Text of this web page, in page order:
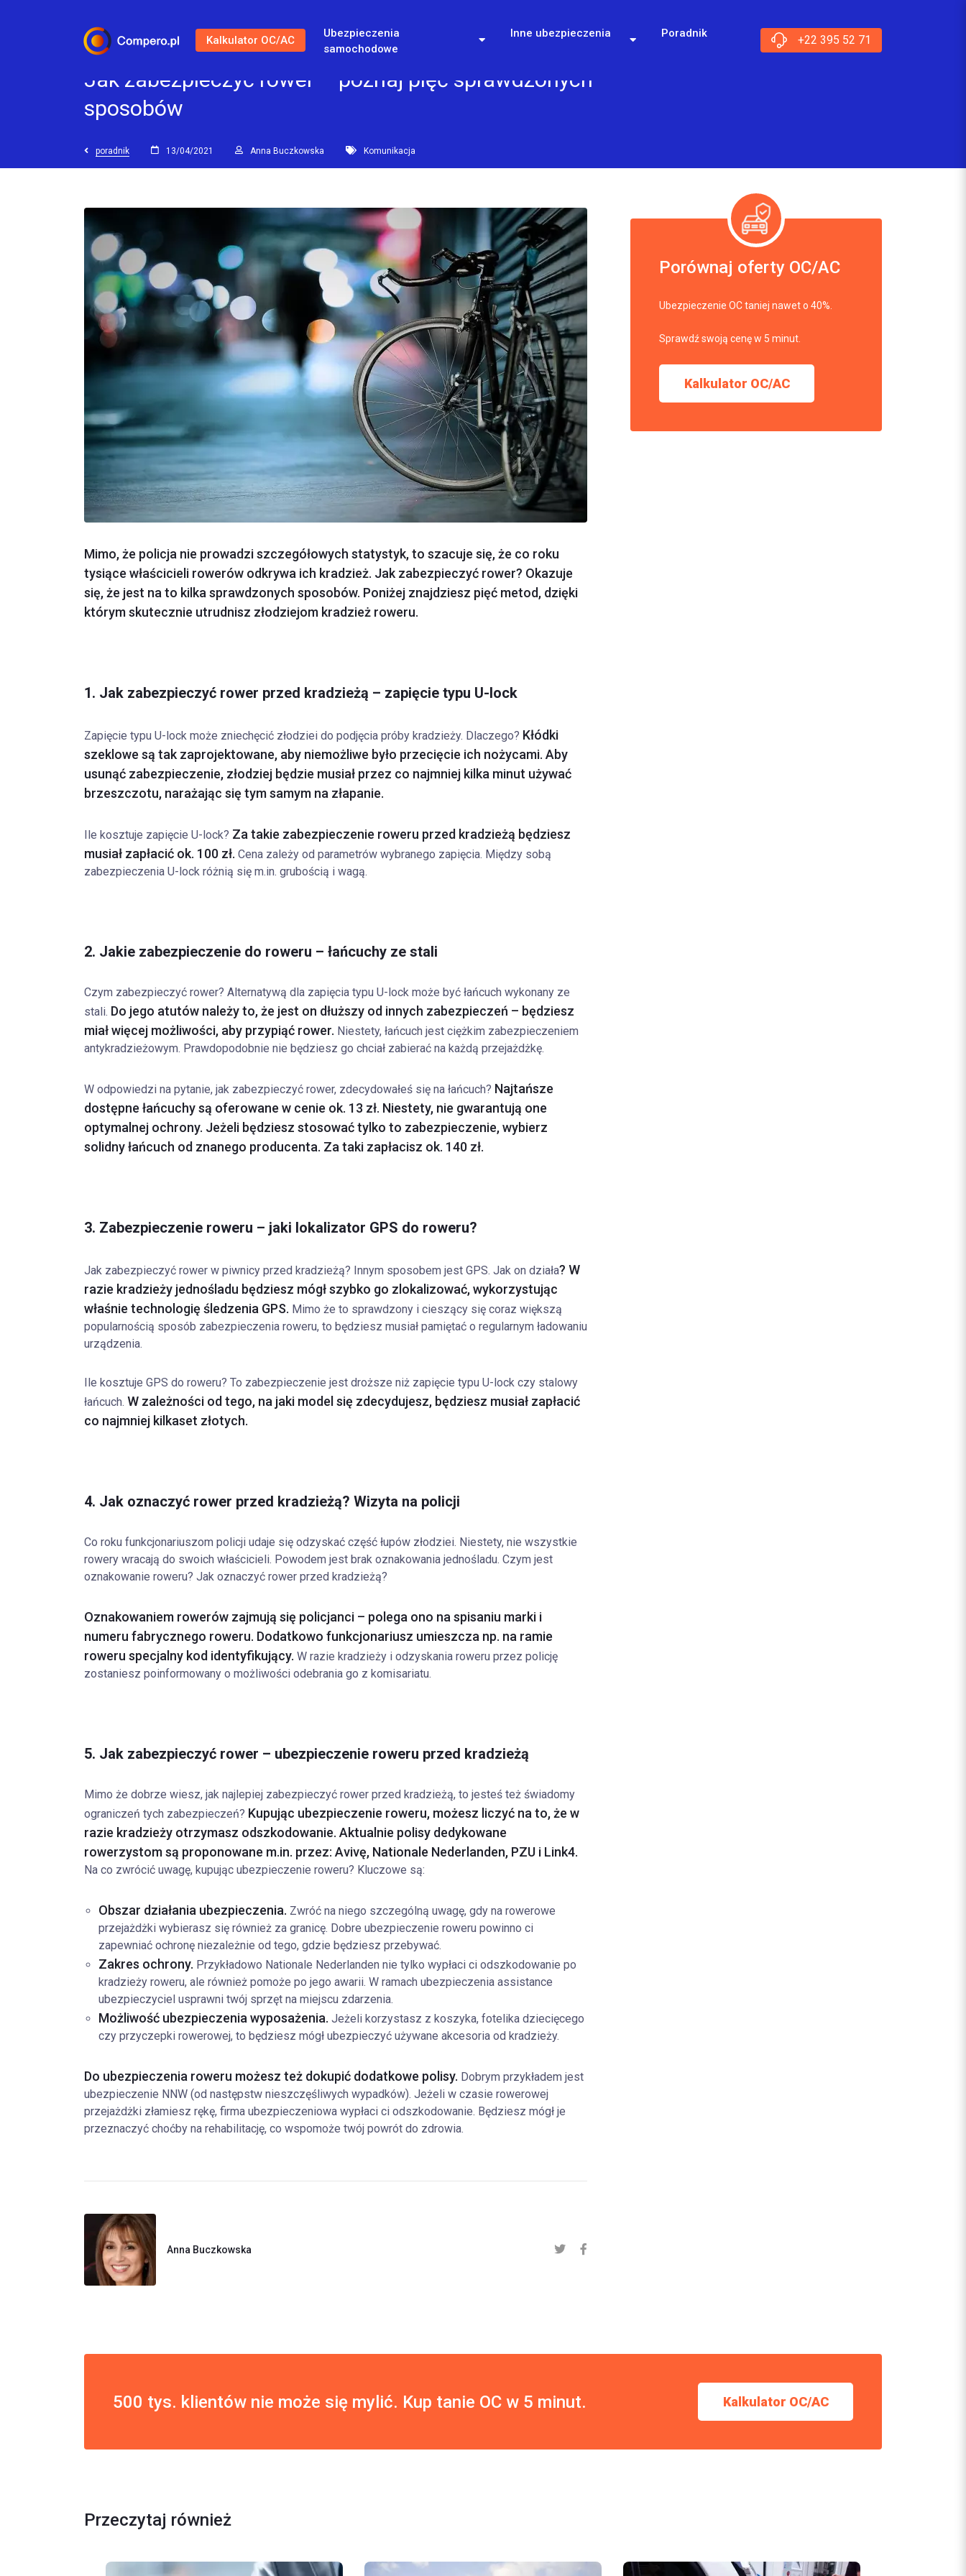
Kalkulator OC/AC
Ubezpieczenia
samochodowe
Inne ubezpieczenia Poradnik +22 395 52 71
Jak zabezpieczyć rower – poznaj pięć sprawdzonych
sposobów
poradnik 13/04/2021 Anna Buczkowska Komunikacja
Mimo, że policja nie prowadzi szczegółowych statystyk, to szacuje się, że co roku
tysiące właścicieli rowerów odkrywa ich kradzież. Jak zabezpieczyć rower? Okazuje
się, że jest na to kilka sprawdzonych sposobów. Poniżej znajdziesz pięć metod, dzięki
którym skutecznie utrudnisz złodziejom kradzież roweru.
1. Jak zabezpieczyć rower przed kradzieżą – zapięcie typu U-lock
Zapięcie typu U-lock może zniechęcić złodziei do podjęcia próby kradzieży. Dlaczego? Kłódki
szeklowe są tak zaprojektowane, aby niemożliwe było przecięcie ich nożycami. Aby
usunąć zabezpieczenie, złodziej będzie musiał przez co najmniej kilka minut używać
brzeszczotu, narażając się tym samym na złapanie.
Ile kosztuje zapięcie U-lock? Za takie zabezpieczenie roweru przed kradzieżą będziesz
musiał zapłacić ok. 100 zł. Cena zależy od parametrów wybranego zapięcia. Między sobą
zabezpieczenia U-lock różnią się m.in. grubością i wagą.
2. Jakie zabezpieczenie do roweru – łańcuchy ze stali
Czym zabezpieczyć rower? Alternatywą dla zapięcia typu U-lock może być łańcuch wykonany ze
stali. Do jego atutów należy to, że jest on dłuższy od innych zabezpieczeń – będziesz
miał więcej możliwości, aby przypiąć rower. Niestety, łańcuch jest ciężkim zabezpieczeniem
antykradzieżowym. Prawdopodobnie nie będziesz go chciał zabierać na każdą przejażdżkę.
W odpowiedzi na pytanie, jak zabezpieczyć rower, zdecydowałeś się na łańcuch? Najtańsze
dostępne łańcuchy są oferowane w cenie ok. 13 zł. Niestety, nie gwarantują one
optymalnej ochrony. Jeżeli będziesz stosować tylko to zabezpieczenie, wybierz
solidny łańcuch od znanego producenta. Za taki zapłacisz ok. 140 zł.
3. Zabezpieczenie roweru – jaki lokalizator GPS do roweru?
Jak zabezpieczyć rower w piwnicy przed kradzieżą? Innym sposobem jest GPS. Jak on działa? W
razie kradzieży jednośladu będziesz mógł szybko go zlokalizować, wykorzystując
właśnie technologię śledzenia GPS. Mimo że to sprawdzony i cieszący się coraz większą
popularnością sposób zabezpieczenia roweru, to będziesz musiał pamiętać o regularnym ładowaniu
urządzenia.
Ile kosztuje GPS do roweru? To zabezpieczenie jest droższe niż zapięcie typu U-lock czy stalowy
łańcuch. W zależności od tego, na jaki model się zdecydujesz, będziesz musiał zapłacić
co najmniej kilkaset złotych.
4. Jak oznaczyć rower przed kradzieżą? Wizyta na policji
Co roku funkcjonariuszom policji udaje się odzyskać część łupów złodziei. Niestety, nie wszystkie
rowery wracają do swoich właścicieli. Powodem jest brak oznakowania jednośladu. Czym jest
oznakowanie roweru? Jak oznaczyć rower przed kradzieżą?
Oznakowaniem rowerów zajmują się policjanci – polega ono na spisaniu marki i
numeru fabrycznego roweru. Dodatkowo funkcjonariusz umieszcza np. na ramie
roweru specjalny kod identyfikujący. W razie kradzieży i odzyskania roweru przez policję
zostaniesz poinformowany o możliwości odebrania go z komisariatu.
5. Jak zabezpieczyć rower – ubezpieczenie roweru przed kradzieżą
Mimo że dobrze wiesz, jak najlepiej zabezpieczyć rower przed kradzieżą, to jesteś też świadomy
ograniczeń tych zabezpieczeń? Kupując ubezpieczenie roweru, możesz liczyć na to, że w
razie kradzieży otrzymasz odszkodowanie. Aktualnie polisy dedykowane
rowerzystom są proponowane m.in. przez: Avivę, Nationale Nederlanden, PZU i Link4.
Na co zwrócić uwagę, kupując ubezpieczenie roweru? Kluczowe są:
Obszar działania ubezpieczenia. Zwróć na niego szczególną uwagę, gdy na rowerowe
przejażdżki wybierasz się również za granicę. Dobre ubezpieczenie roweru powinno ci
zapewniać ochronę niezależnie od tego, gdzie będziesz przebywać.
Zakres ochrony. Przykładowo Nationale Nederlanden nie tylko wypłaci ci odszkodowanie po
kradzieży roweru, ale również pomoże po jego awarii. W ramach ubezpieczenia assistance
ubezpieczyciel usprawni twój sprzęt na miejscu zdarzenia.
Możliwość ubezpieczenia wyposażenia. Jeżeli korzystasz z koszyka, fotelika dziecięcego
czy przyczepki rowerowej, to będziesz mógł ubezpieczyć używane akcesoria od kradzieży.
Do ubezpieczenia roweru możesz też dokupić dodatkowe polisy. Dobrym przykładem jest
ubezpieczenie NNW (od następstw nieszczęśliwych wypadków). Jeżeli w czasie rowerowej
przejażdżki złamiesz rękę, firma ubezpieczeniowa wypłaci ci odszkodowanie. Będziesz mógł je
przeznaczyć choćby na rehabilitację, co wspomoże twój powrót do zdrowia.
Anna Buczkowska
Porównaj oferty OC/AC
Ubezpieczenie OC taniej nawet o 40%.
Sprawdź swoją cenę w 5 minut.
Kalkulator OC/AC
500 tys. klientów nie może się mylić. Kup tanie OC w 5 minut. Kalkulator OC/AC
Przeczytaj również